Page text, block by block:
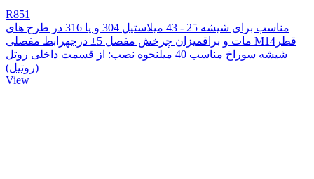
R851
مناسب برای شیشه 25 - 43 میلاستیل 304 و یا 316 در طرح های
مات و براقمیزان چرخش مفصل 5± درجهرابط مفصلی M14قطر
شیشه سوراخ مناسب 40 میلنحوه نصب:‌ از قسمت داخلی روتل
(روتیل)
View